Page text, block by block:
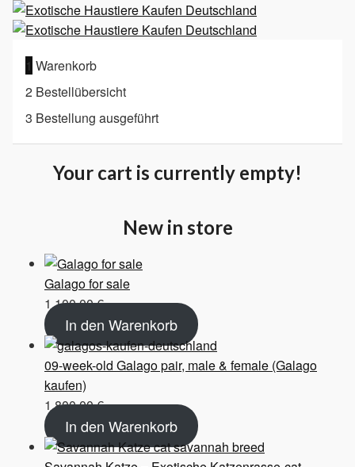
1 Warenkorb
2 Bestellübersicht
3 Bestellung ausgeführt
Your cart is currently empty!
New in store
Galago for sale
1.100,00€
In den Warenkorb
09-week-old Galago pair, male & female (Galago
kaufen)
1.800,00€
In den Warenkorb